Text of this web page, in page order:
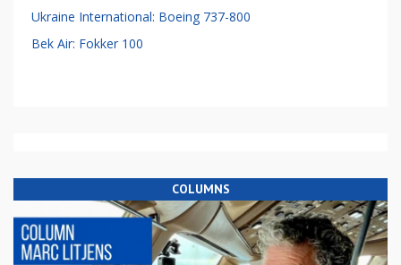
Ukraine International: Boeing 737-800
Bek Air: Fokker 100
COLUMNS